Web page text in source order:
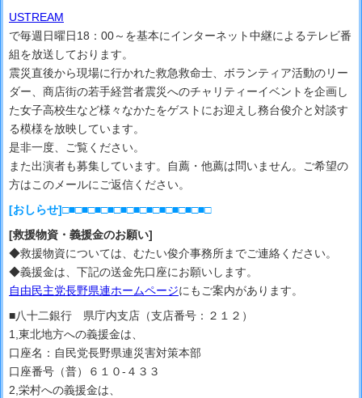
USTREAM
で毎週日曜日18：00～を基本にインターネット中継によるテレビ番
組を放送しております。
震災直後から現場に行かれた救急救命士、ボランティア活動のリー
ダー、商店街の若手経営者震災へのチャリティーイベントを企画し
た女子高校生など様々なかたをゲストにお迎えし務台俊介と対談す
る模様を放映しています。
是非一度、ご覧ください。
また出演者も募集しています。自薦・他薦は問いません。ご希望の
方はこのメールにご返信ください。
[おしらせ]□■□■□■□■□■□■□■□■□■□■□■□
[救援物資・義援金のお願い]
◆救援物資については、むたい俊介事務所までご連絡ください。
◆義援金は、下記の送金先口座にお願いします。
自由民主党長野県連ホームページにもご案内があります。
■八十二銀行 県庁内支店（支店番号：２１２）
1,東北地方への義援金は、
口座名：自民党長野県連災害対策本部
口座番号（普）６１０‐４３３
2,栄村への義援金は、